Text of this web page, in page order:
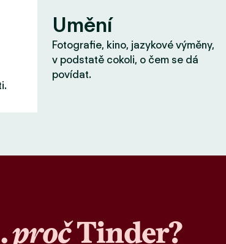
Umění
Fotografie, kino, jazykové výměny,
v podstatě cokoli, o čem se dá
povídat.
pročTinder?